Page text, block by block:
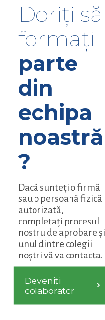
Doriți să
formați
parte
din
echipa
noastră
?
Dacă sunteți o firmă
sau o persoană fizică
autorizată,
completați procesul
nostru de aprobare și
unul dintre colegii
noștri vă va contacta.
Deveniți
colaborator